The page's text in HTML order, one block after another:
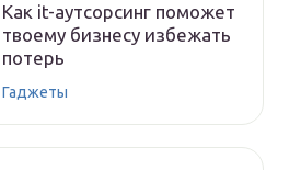
Как it-аутсорсинг поможет
твоему бизнесу избежать
потерь
Гаджеты